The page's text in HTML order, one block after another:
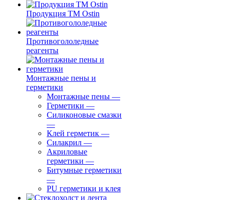
Продукция ТМ Ostin
Противогололедные
реагенты
Монтажные пены и
герметики
Монтажные пены —
Герметики —
Силиконовые смазки
—
Клей герметик —
Силакрил —
Акриловые
герметики —
Битумные герметики
—
PU герметики и клея